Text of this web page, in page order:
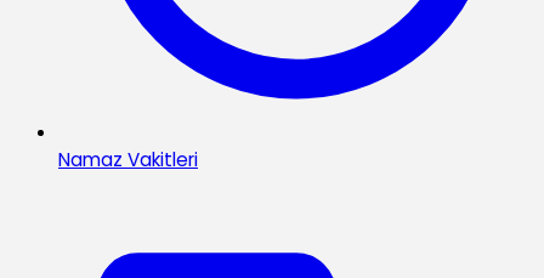
Namaz Vakitleri